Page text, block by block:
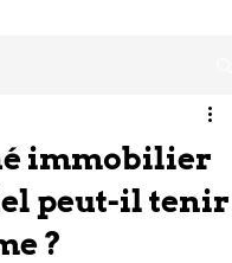
immobilier
peut-il tenir
?